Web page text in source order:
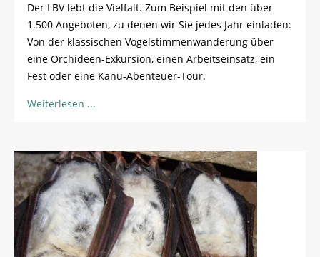
Der LBV lebt die Vielfalt. Zum Beispiel mit den über
1.500 Angeboten, zu denen wir Sie jedes Jahr einladen:
Von der klassischen Vogelstimmenwanderung über
eine Orchideen-Exkursion, einen Arbeitseinsatz, ein
Fest oder eine Kanu-Abenteuer-Tour.
Weiterlesen